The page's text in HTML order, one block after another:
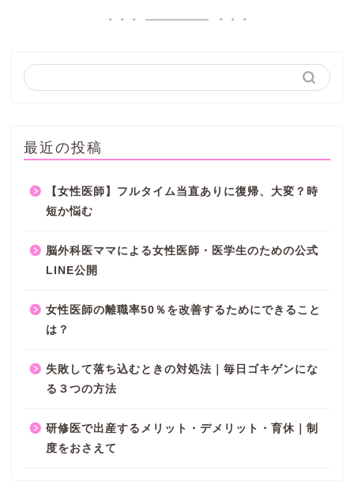
最近の投稿
【女性医師】フルタイム当直ありに復帰、大変？時
短か悩む
脳外科医ママによる女性医師・医学生のための公式
LINE公開
女性医師の離職率50％を改善するためにできること
は？
失敗して落ち込むときの対処法｜毎日ゴキゲンにな
る３つの方法
研修医で出産するメリット・デメリット・育休｜制
度をおさえて